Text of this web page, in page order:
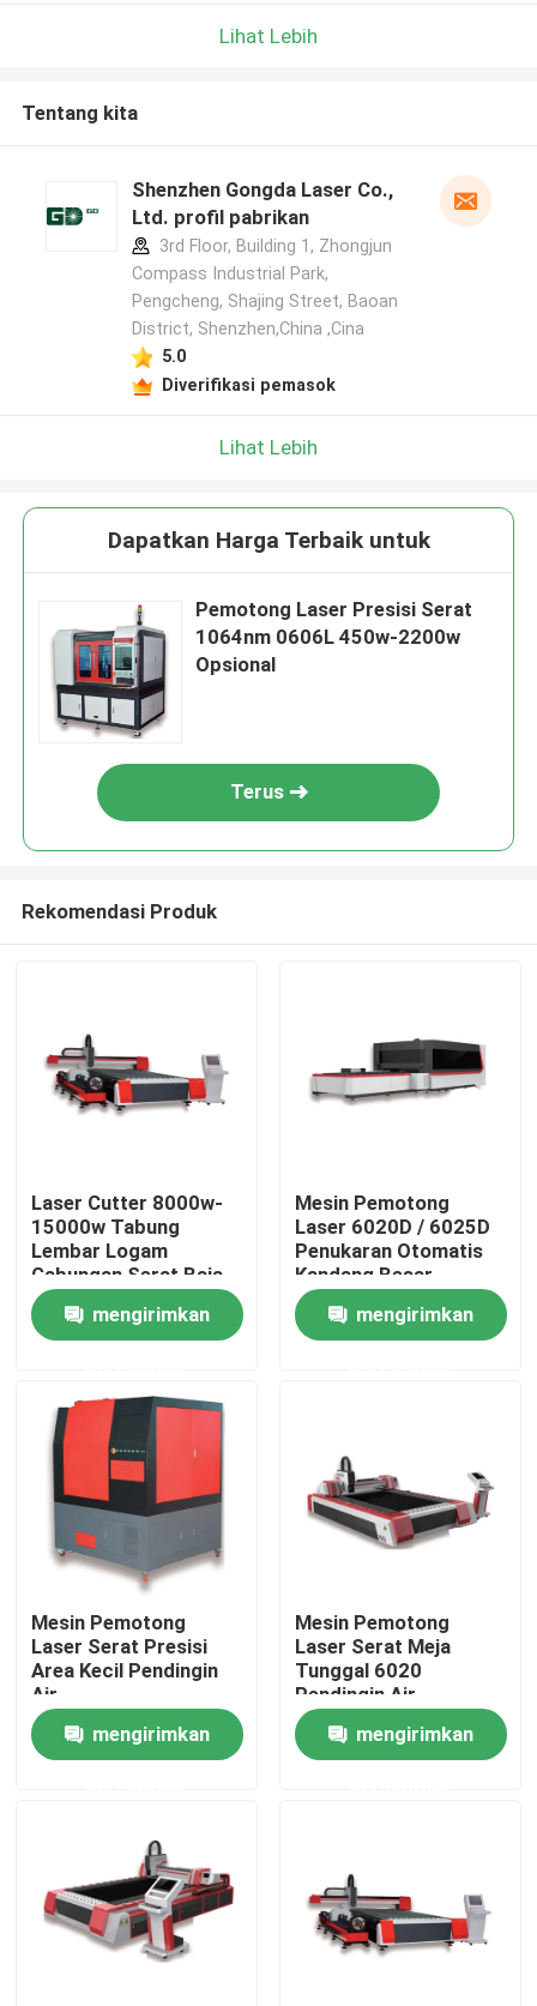
Rumah
Video
Pertunjukan VR
Tentang kami
Tur Pabrik
Kontrol kualitas
Hubungi kami
Permintaan Penawaran
Lihat Lebih
Tentang kita
Shenzhen Gongda Laser Co.,
Ltd. profil pabrikan
3rd Floor, Building 1, Zhongjun
Compass Industrial Park,
Pengcheng, Shajing Street, Baoan
District, Shenzhen,China ,Cina
5.0
Diverifikasi pemasok
Lihat Lebih
Dapatkan Harga Terbaik untuk
Pemotong Laser Presisi Serat
1064nm 0606L 450w-2200w
Opsional
Terus
Rekomendasi Produk
Laser Cutter 8000w-
15000w Tabung
Lembar Logam
Gabungan Serat Baja
Ringan Laser Mesin
Pemotongan Alat
Pemotongan Presisi
mengirimkan
Mesin Pemotong
Laser 6020D / 6025D
Penukaran Otomatis
Kandang Besar
mengirimkan
Mesin Pemotong
Laser Serat Presisi
Area Kecil Pendingin
Air
mengirimkan
Mesin Pemotong
Laser Serat Meja
Tunggal 6020
Pendingin Air
mengirimkan